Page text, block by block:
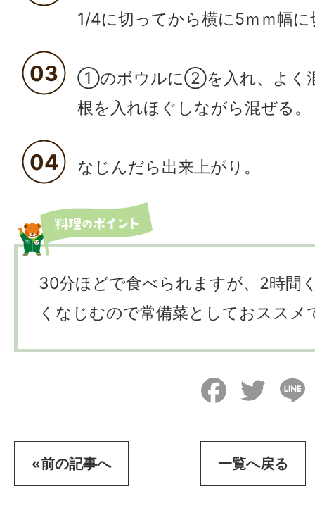
1/4に切ってから横に5ｍｍ幅に
03
①のボウルに②を入れ、よく
根を入れほぐしながら混ぜる。
04 なじんだら出来上がり。
30分ほどで食べられますが、2時間
くなじむので常備菜としておススメ
FacebookTwitter
«前の記事へ 一覧へ戻る